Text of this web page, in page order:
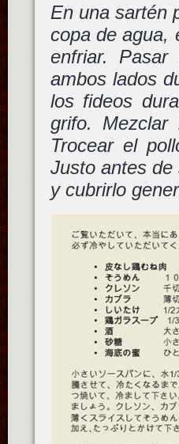
En una sartén
copa de agua,
enfriar.
ambos lados
los fideos
grifo.
Trocear el
Justo antes de
y cubrirlo